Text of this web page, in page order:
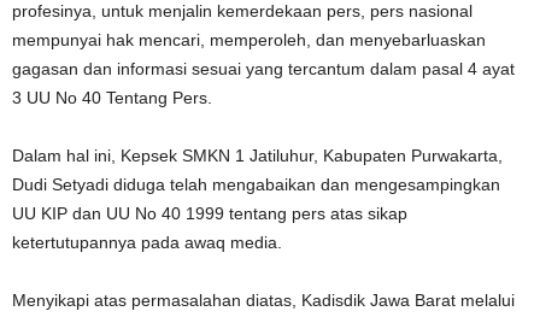
profesinya, untuk menjalin kemerdekaan pers, pers nasional
mempunyai hak mencari, memperoleh, dan menyebarluaskan
gagasan dan informasi sesuai yang tercantum dalam pasal 4 ayat
3 UU No 40 Tentang Pers.
Dalam hal ini, Kepsek SMKN 1 Jatiluhur, Kabupaten Purwakarta,
Dudi Setyadi diduga telah mengabaikan dan mengesampingkan
UU KIP dan UU No 40 1999 tentang pers atas sikap
ketertutupannya pada awaq media.
Menyikapi atas permasalahan diatas, Kadisdik Jawa Barat melalui